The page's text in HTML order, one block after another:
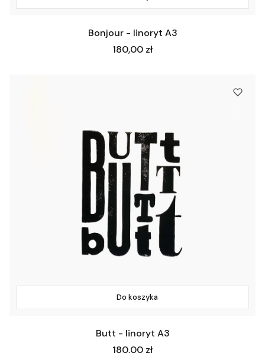
Bonjour - linoryt A3
Cena
180,00 zł
Do koszyka
Butt - linoryt A3
Cena
180,00 zł